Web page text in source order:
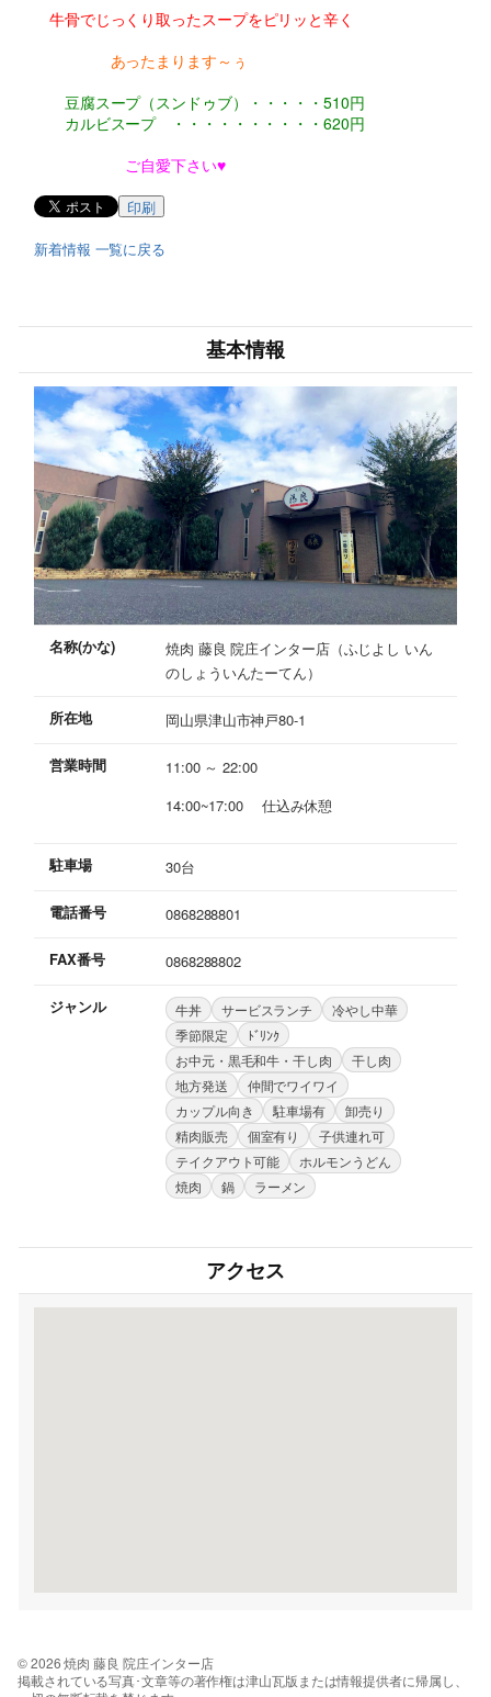
牛骨でじっくり取ったスープをピリッと辛く
あったまります～ぅ
豆腐スープ（スンドゥブ）・・・・・510円
カルビスープ ・・・・・・・・・・620円
ご自愛下さい♥
印刷
新着情報 一覧に戻る
基本情報
名称(かな)
焼肉 藤良 院庄インター店（ふじよし いん
のしょういんたーてん）
所在地 岡山県津山市神戸80-1
営業時間
11:00 ～ 22:00
14:00~17:00 仕込み休憩
駐車場 30台
電話番号 0868288801
FAX番号 0868288802
ジャンル 牛丼 サービスランチ
冷やし中華
季節限定
ﾄﾞﾘﾝｸ
お中元・黒毛和牛・干し肉
干し肉
地方発送
仲間でワイワイ
カップル向き
駐車場有
卸売り
精肉販売
個室有り
子供連れ可
テイクアウト可能
ホルモンうどん
焼肉
鍋 ラーメン
アクセス
© 2026 焼肉 藤良 院庄インター店
掲載されている写真･文章等の著作権は津山瓦版または情報提供者に帰属し、